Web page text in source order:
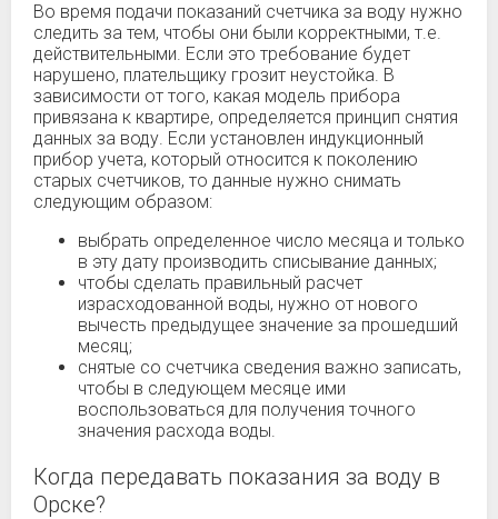
Во время подачи показаний счетчика за воду нужно
следить за тем, чтобы они были корректными, т.е.
действительными. Если это требование будет
нарушено, плательщику грозит неустойка. В
зависимости от того, какая модель прибора
привязана к квартире, определяется принцип снятия
данных за воду. Если установлен индукционный
прибор учета, который относится к поколению
старых счетчиков, то данные нужно снимать
следующим образом:
выбрать определенное число месяца и только
в эту дату производить списывание данных;
чтобы сделать правильный расчет
израсходованной воды, нужно от нового
вычесть предыдущее значение за прошедший
месяц;
снятые со счетчика сведения важно записать,
чтобы в следующем месяце ими
воспользоваться для получения точного
значения расхода воды.
Когда передавать показания за воду в
Орске?